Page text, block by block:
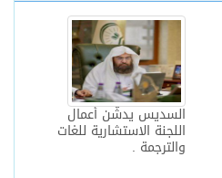
السديس يدشّن أعمال
اللجنة الاستشارية للغات
والترجمة .